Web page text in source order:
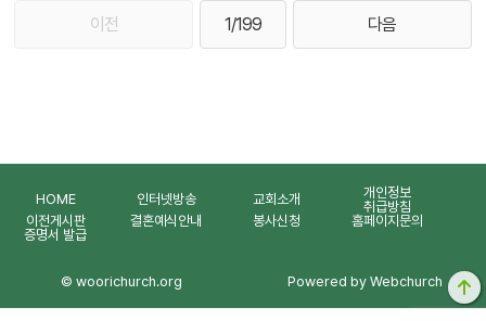
이전 1/199 다음
HOME 인터넷방송 교회소개
개인정보
취급방침
이전게시판
결혼예식안내 봉사신청
홈페이지문의
증명서 발급
© woorichurch.org Powered by Webchurch